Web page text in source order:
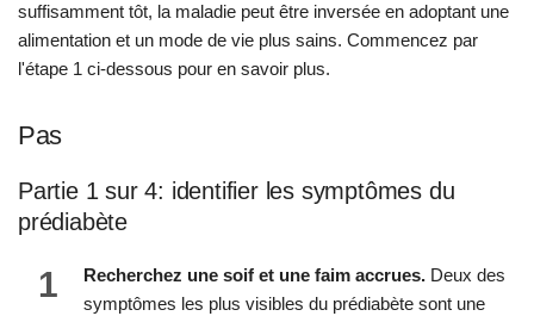
suffisamment tôt, la maladie peut être inversée en adoptant une
alimentation et un mode de vie plus sains. Commencez par
l'étape 1 ci-dessous pour en savoir plus.
Pas
Partie 1 sur 4: identifier les symptômes du
prédiabète
1 Recherchez une soif et une faim accrues. Deux des
symptômes les plus visibles du prédiabète sont une